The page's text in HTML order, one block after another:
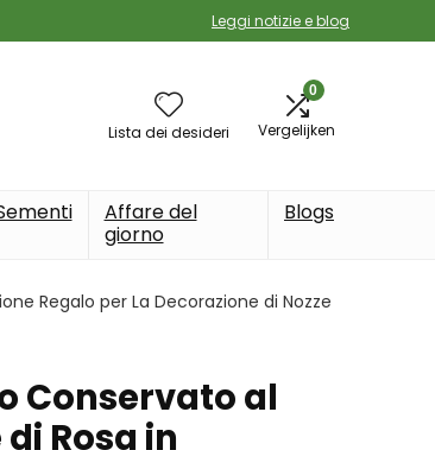
Leggi notizie e blog
Lista dei desideri
0
Vergelijken
Affare del
giorno
Blogs
Regalo per La Decorazione di Nozze
Conservato al
Rosa in